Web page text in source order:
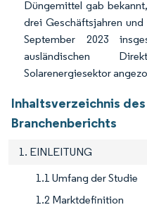
Düngemittel gab
drei Geschäftsjahren
September 2023
ausländischen
Solarenergiesektor
Inhaltsverzeichnis
Branchenberichts
1. EINLEITUNG
1.1 Umfang der Studie
1.2 Marktdefinition